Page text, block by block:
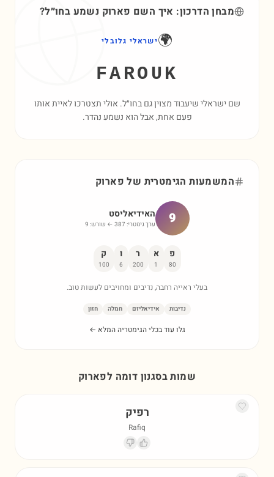
מבחן הדרכון: איך השם פארוק נשמע בחו״ל?
🌍ישראלי גלובלי
FAROUK
שם ישראלי שיעבוד מצוין גם בחו״ל. אולי תצטרכו לאיית אותו
פעם אחת, אבל הוא נשמע נהדר.
המשמעות הגימטרית של פארוק
9 האידיאליסט
ערך גימטרי: 387 ← שורש: 9
פ
80
א
1
ר
200
ו
6
ק
100
בעלי ראייה רחבה, נדיבים ומחויבים לעשות טוב.
נדיבות אידיאליזם חמלה חזון
גלו עוד בכלי הגימטריה המלא ←
שמות בסגנון דומה לפארוק
רפיק
Rafiq